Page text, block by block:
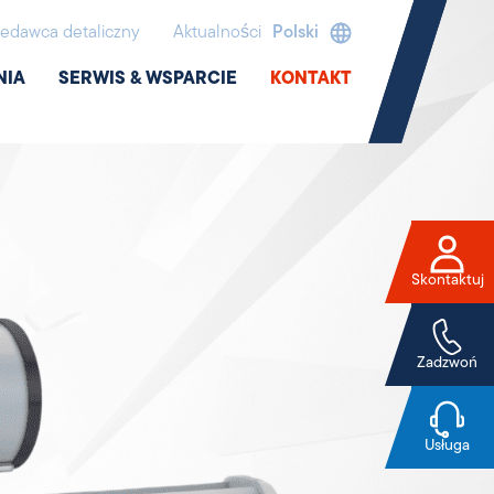
detaliczny Aktualności Polski
SERWIS & WSPARCIE KONTAKT
Skontaktuj
Zadzwoń
Usługa